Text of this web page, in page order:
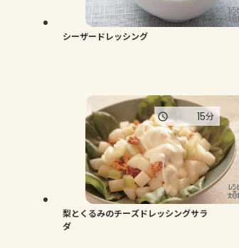
シーザードレッシング
梨とくるみのチーズドレッシングサラ
ダ
15分